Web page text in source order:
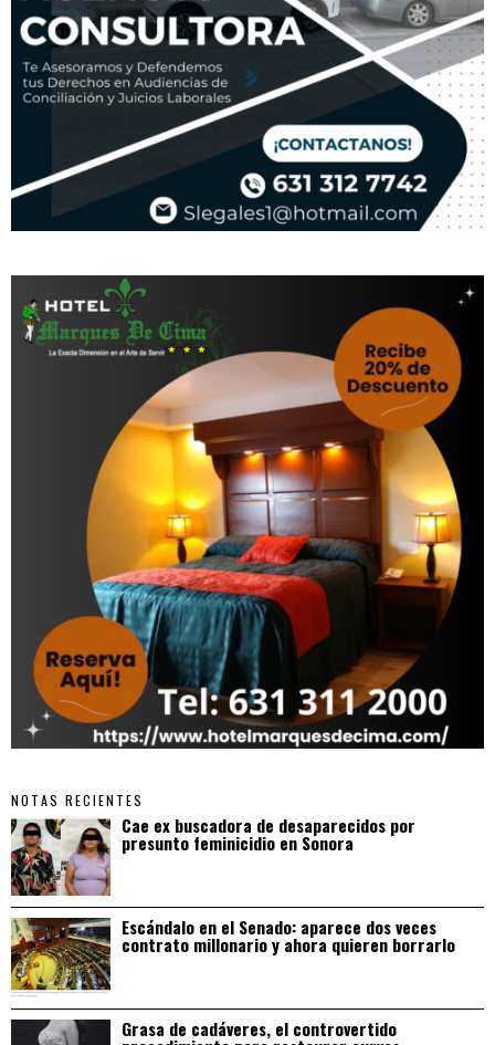
NOTAS RECIENTES
Cae ex buscadora de desaparecidos por
presunto feminicidio en Sonora
Escándalo en el Senado: aparece dos veces
contrato millonario y ahora quieren borrarlo
Grasa de cadáveres, el controvertido